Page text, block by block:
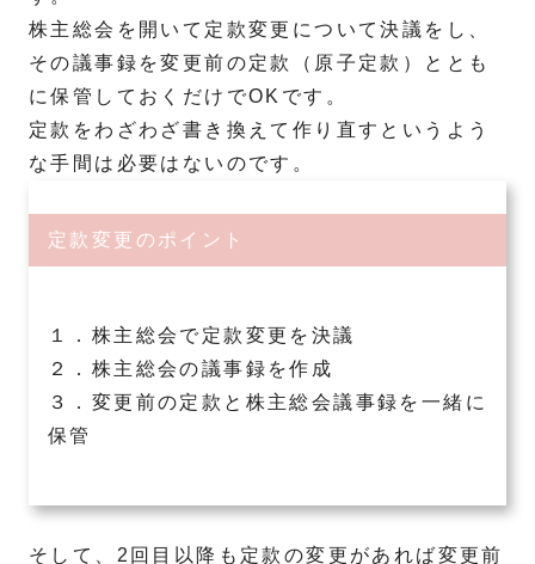
株主総会を開いて定款変更について決議をし、
その議事録を変更前の定款（原子定款）ととも
に保管しておくだけでOKです。
定款をわざわざ書き換えて作り直すというよう
な手間は必要はないのです。
定款変更のポイント
１．株主総会で定款変更を決議
２．株主総会の議事録を作成
３．変更前の定款と株主総会議事録を一緒に
保管
そして、2回目以降も定款の変更があれば変更前